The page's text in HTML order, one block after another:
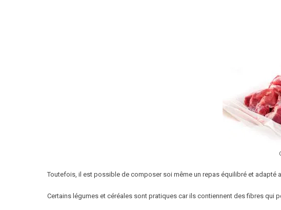
Toutefois, il est possible de composer soi même un repas équilibré et adapté
Certains légumes et céréales sont pratiques car ils contiennent des fibres qui